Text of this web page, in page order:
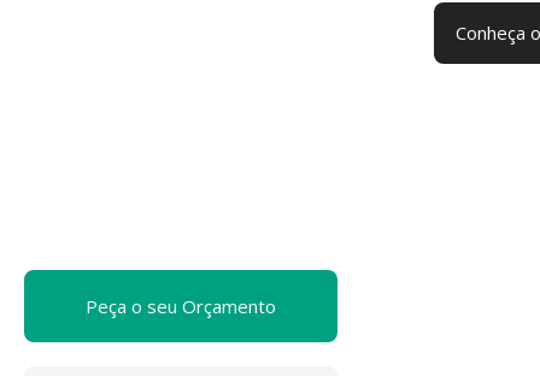
Peça o seu Orçamento
Conheça